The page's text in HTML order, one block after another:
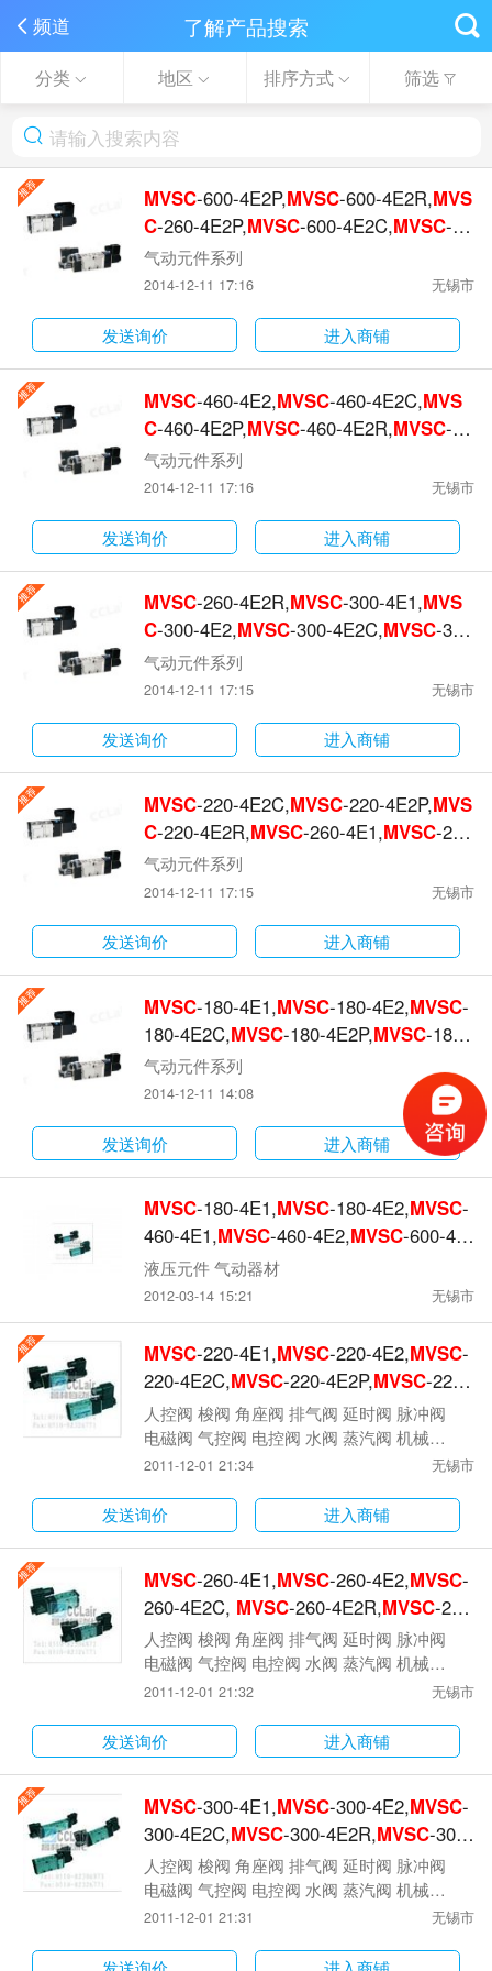
频道 了解产品搜索
分类 地区 排序方式 筛选
MVSC-600-4E2P,MVSC-600-4E2R,MVS
C-260-4E2P,MVSC-600-4E2C,MVSC-46
0-4E1,
气动元件系列
2014-12-11 17:16 无锡市
发送询价 进入商铺
MVSC-460-4E2,MVSC-460-4E2C,MVS
C-460-4E2P,MVSC-460-4E2R,MVSC-60
0-4E1,MVSC
气动元件系列
2014-12-11 17:16 无锡市
发送询价 进入商铺
MVSC-260-4E2R,MVSC-300-4E1,MVS
C-300-4E2,MVSC-300-4E2C,MVSC-300
-4E2P,MVSC
气动元件系列
2014-12-11 17:15 无锡市
发送询价 进入商铺
MVSC-220-4E2C,MVSC-220-4E2P,MVS
C-220-4E2R,MVSC-260-4E1,MVSC-260
-4E2,MVSC-260-4E2C,
气动元件系列
2014-12-11 17:15 无锡市
发送询价 进入商铺
MVSC-180-4E1,MVSC-180-4E2,MVSC-
180-4E2C,MVSC-180-4E2P,MVSC-180-
4E2R,MVSC
气动元件系列
2014-12-11 14:08 无锡市
发送询价 进入商铺
MVSC-180-4E1,MVSC-180-4E2,MVSC-
460-4E1,MVSC-460-4E2,MVSC-600-4E
1,MVSC-600-4E2,电磁阀
液压元件 气动器材
2012-03-14 15:21 无锡市
MVSC-220-4E1,MVSC-220-4E2,MVSC-
220-4E2C,MVSC-220-4E2P,MVSC-220-
4E2R,金器型电磁阀
人控阀 梭阀 角座阀 排气阀 延时阀 脉冲阀
电磁阀 气控阀 电控阀 水阀 蒸汽阀 机械阀
气动元件 气动阀
2011-12-01 21:34 无锡市
发送询价 进入商铺
MVSC-260-4E1,MVSC-260-4E2,MVSC-
260-4E2C, MVSC-260-4E2R,MVSC-260
-4E2P,金器型电磁阀
人控阀 梭阀 角座阀 排气阀 延时阀 脉冲阀
电磁阀 气控阀 电控阀 水阀 蒸汽阀 机械阀
气动元件 气动阀
2011-12-01 21:32 无锡市
发送询价 进入商铺
MVSC-300-4E1,MVSC-300-4E2,MVSC-
300-4E2C,MVSC-300-4E2R,MVSC-300-
4E2P,金器型电磁阀
人控阀 梭阀 角座阀 排气阀 延时阀 脉冲阀
电磁阀 气控阀 电控阀 水阀 蒸汽阀 机械阀
气动元件 气动阀
2011-12-01 21:31 无锡市